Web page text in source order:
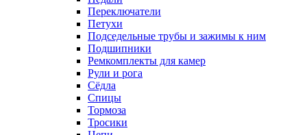
Переключатели
Петухи
Подседельные трубы и зажимы к ним
Подшипники
Ремкомплекты для камер
Рули и рога
Сёдла
Спицы
Тормоза
Тросики